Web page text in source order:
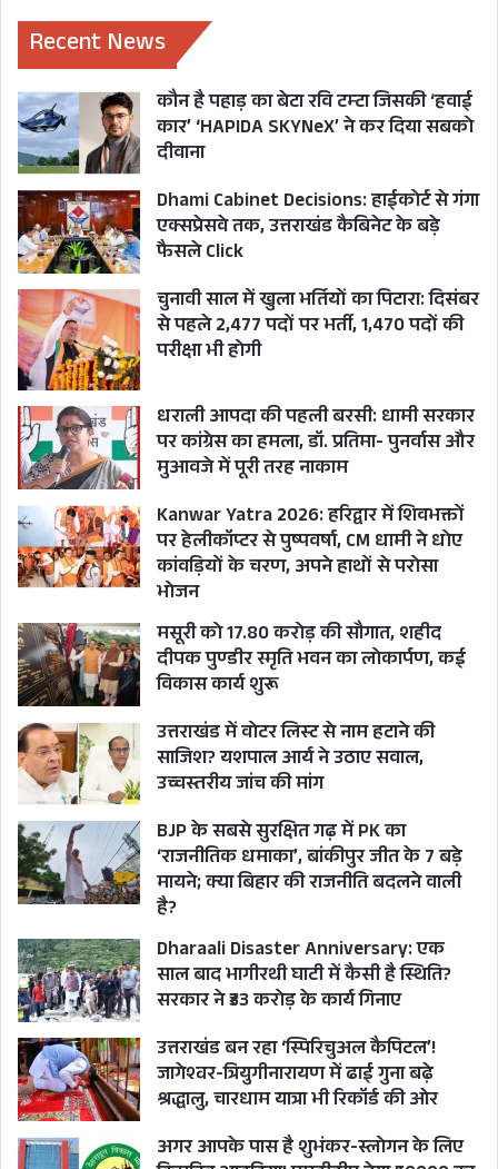
Recent News
कौन है पहाड़ का बेटा रवि टम्टा जिसकी ‘हवाई
कार’ ‘HAPIDA SKYNeX’ ने कर दिया सबको
दीवाना
Dhami Cabinet Decisions: हाईकोर्ट से गंगा
एक्सप्रेसवे तक, उत्तराखंड कैबिनेट के बड़े
फैसले Click
चुनावी साल में खुला भर्तियों का पिटारा: दिसंबर
से पहले 2,477 पदों पर भर्ती, 1,470 पदों की
परीक्षा भी होगी
धराली आपदा की पहली बरसी: धामी सरकार
पर कांग्रेस का हमला, डॉ. प्रतिमा- पुनर्वास और
मुआवजे में पूरी तरह नाकाम
Kanwar Yatra 2026: हरिद्वार में शिवभक्तों
पर हेलीकॉप्टर से पुष्पवर्षा, CM धामी ने धोए
कांवड़ियों के चरण, अपने हाथों से परोसा
भोजन
मसूरी को 17.80 करोड़ की सौगात, शहीद
दीपक पुण्डीर स्मृति भवन का लोकार्पण, कई
विकास कार्य शुरू
उत्तराखंड में वोटर लिस्ट से नाम हटाने की
साजिश? यशपाल आर्य ने उठाए सवाल,
उच्चस्तरीय जांच की मांग
BJP के सबसे सुरक्षित गढ़ में PK का
‘राजनीतिक धमाका’, बांकीपुर जीत के 7 बड़े
मायने; क्या बिहार की राजनीति बदलने वाली
है?
Dharaali Disaster Anniversary: एक
साल बाद भागीरथी घाटी में कैसी है स्थिति?
सरकार ने ₹33 करोड़ के कार्य गिनाए
उत्तराखंड बन रहा ‘स्पिरिचुअल कैपिटल’!
जागेश्वर-त्रियुगीनारायण में ढाई गुना बढ़े
श्रद्धालु, चारधाम यात्रा भी रिकॉर्ड की ओर
अगर आपके पास है शुभंकर-स्लोगन के लिए